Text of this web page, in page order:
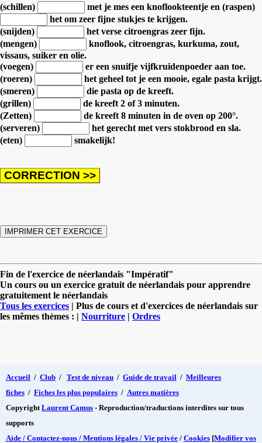
(schillen)
met je mes een knoflookteentje en (raspen)
het om zeer fijne stukjes te krijgen.
(snijden)
het verse citroengras zeer fijn.
(mengen)
knoflook, citroengras, kurkuma, zout,
vissaus, suiker en olie.
(voegen)
er een snuifje vijfkruidenpoeder aan toe.
(roeren)
het geheel tot je een mooie, egale pasta krijgt.
(smeren)
die pasta op de kreeft.
(grillen)
de kreeft 2 of 3 minuten.
(Zetten)
de kreeft 8 minuten in de oven op 200°.
(serveren)
het gerecht met vers stokbrood en sla.
(eten)
smakelijk!
Fin de l'exercice de néerlandais "Impératif"
Un cours ou un exercice gratuit de néerlandais pour apprendre
gratuitement le néerlandais
Tous les exercices | Plus de cours et d'exercices de néerlandais sur
les mêmes thèmes : | Nourriture | Ordres
Accueil / Club / Test de niveau / Guide de travail / Meilleures
fiches / Fiches les plus populaires / Autres matières
Copyright Laurent Camus - Reproduction/traductions interdites sur tous
supports
Aide / Contactez-nous / Mentions légales / Vie privée / Cookies [Modifier vos